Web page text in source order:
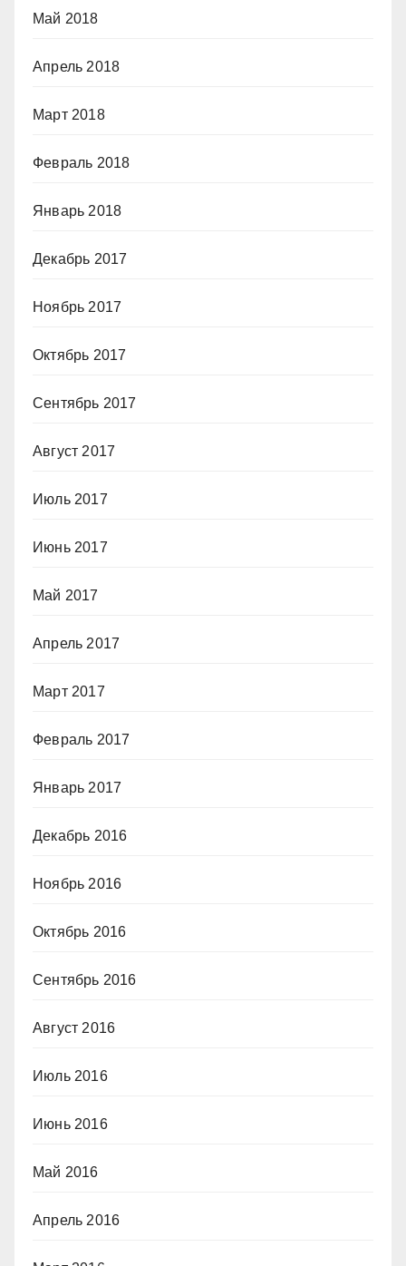
Май 2018
Апрель 2018
Март 2018
Февраль 2018
Январь 2018
Декабрь 2017
Ноябрь 2017
Октябрь 2017
Сентябрь 2017
Август 2017
Июль 2017
Июнь 2017
Май 2017
Апрель 2017
Март 2017
Февраль 2017
Январь 2017
Декабрь 2016
Ноябрь 2016
Октябрь 2016
Сентябрь 2016
Август 2016
Июль 2016
Июнь 2016
Май 2016
Апрель 2016